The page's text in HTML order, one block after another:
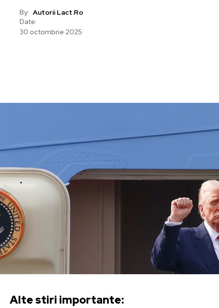
By: Autorii Lact.ro
Date:
30 octombrie 2025
Alte stiri importante: